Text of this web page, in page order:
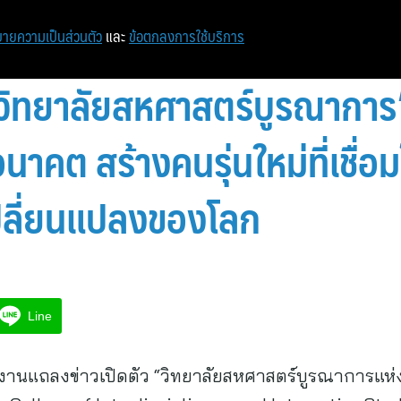
หน้าแรก ท่องเที่ยว
ทยาลัยสหศาสตร์บูรณากา
าคต สร้างคนรุ่นใหม่ที่เชื่อ
ยนแปลงของโลก
Line
นแถลงข่าวเปิดตัว “วิทยาลัยสหศาสตร์บูรณาการแ
ยความเป็นส่วนตัว และ ข้อตกลงการใช้บริการ